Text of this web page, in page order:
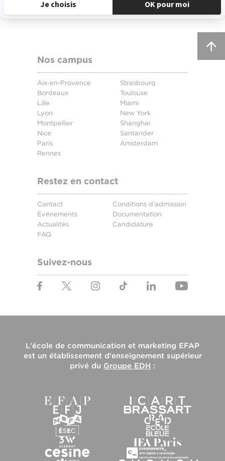
Nos campus
Aix-en-Provence
Bordeaux
Lille
Lyon
Montpellier
Nice
Paris
Rennes
Strasbourg
Toulouse
Miami
New York
Shanghai
Santander
Amsterdam
Restez en contact
Contact
Événements
Actualités
FAQ
Conditions d'admission
Documentation
Candidature
Suivez-nous
L'école de communication et marketing EFAP
est un établissement d'enseignement supérieur
privé du Groupe EDH :